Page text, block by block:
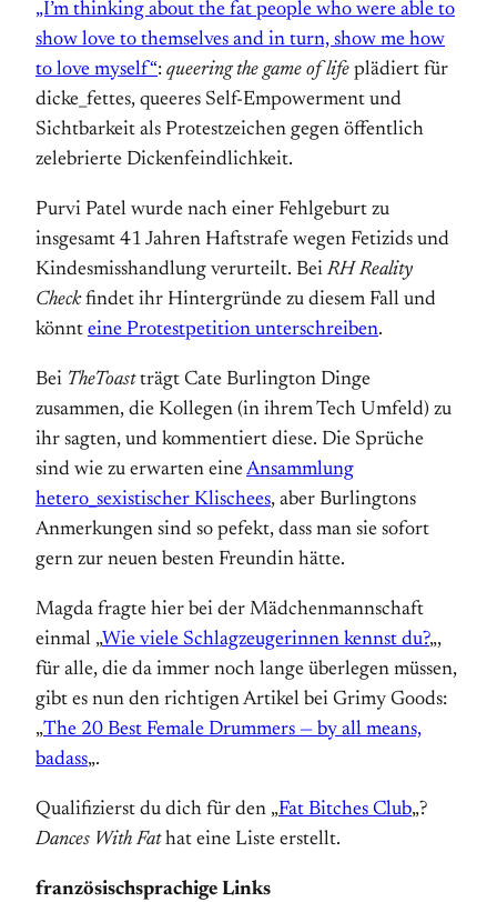
„I’m thinking about the fat people who were able to
show love to themselves and in turn, show me how
to love myself“: queering the game of life plädiert für
dicke_fettes, queeres Self-Empowerment und
Sichtbarkeit als Protestzeichen gegen öffentlich
zelebrierte Dickenfeindlichkeit.
Purvi Patel wurde nach einer Fehlgeburt zu
insgesamt 41 Jahren Haftstrafe wegen Fetizids und
Kindesmisshandlung verurteilt. Bei RH Reality
Checkfindet ihr Hintergründe zu diesem Fall und
könnt eine Protestpetition unterschreiben.
Bei TheToastträgt Cate Burlington Dinge
zusammen, die Kollegen (in ihrem Tech Umfeld) zu
ihr sagten, und kommentiert diese. Die Sprüche
sind wie zu erwarten eineAnsammlung
hetero_sexistischer Klischees, aber Burlingtons
Anmerkungen sind so pefekt, dass man sie sofort
gern zur neuen besten Freundin hätte.
Magda fragte hier bei der Mädchenmannschaft
einmal „Wie viele Schlagzeugerinnen kennst du?„,
für alle, die da immer noch lange überlegen müssen,
gibt es nun den richtigen Artikel bei Grimy Goods:
„The 20 Best Female Drummers — by all means,
badass„.
Qualifizierst du dich für den „Fat Bitches Club„?
Dances With Fathat eine Liste erstellt.
französischsprachige Links